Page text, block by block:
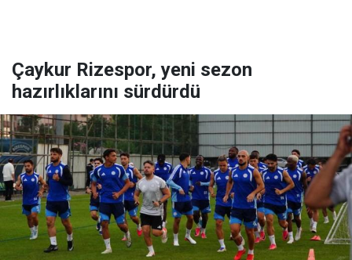
Çaykur Rizespor, yeni sezon
hazırlıklarını sürdürdü